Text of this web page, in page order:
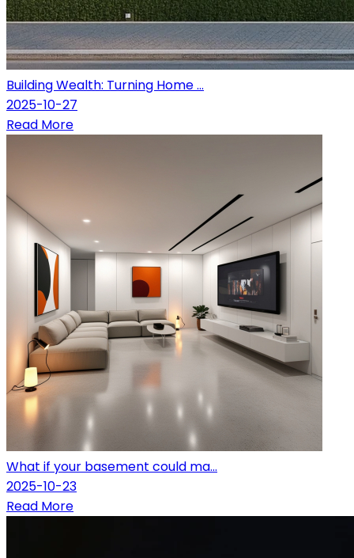
Building Wealth: Turning Home ...
2025-10-27
Read More
What if your basement could ma...
2025-10-23
Read More